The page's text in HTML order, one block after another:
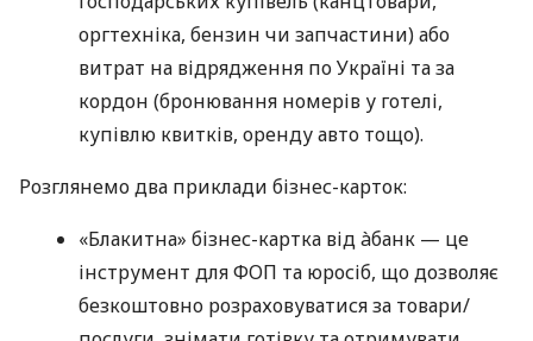
оргтехніка, бензин чи запчастини) або
витрат на відрядження по Україні та за
кордон (бронювання номерів у готелі,
купівлю квитків, оренду авто тощо).
Розглянемо два приклади бізнес-карток:
«Блакитна» бізнес-картка від àбанк — це
інструмент для ФОП та юросіб, що дозволяє
безкоштовно розраховуватися за товари/